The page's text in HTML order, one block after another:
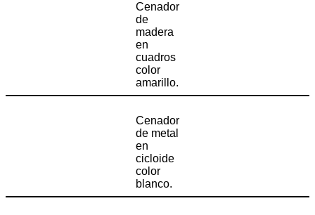
Cenador
de
madera
en
cuadros
color
amarillo.
Cenador
de metal
en
cicloide
color
blanco.